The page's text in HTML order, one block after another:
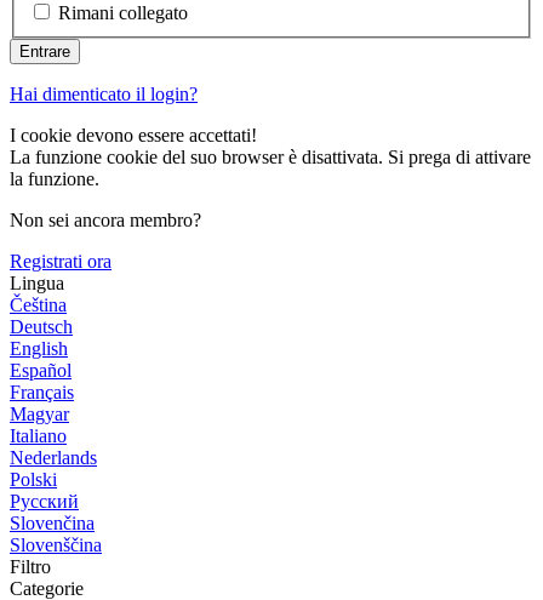
Rimani collegato
Hai dimenticato il login?
I cookie devono essere accettati!
La funzione cookie del suo browser è disattivata. Si prega di attivare
la funzione.
Non sei ancora membro?
Registrati ora
Lingua
Čeština
Deutsch
English
Español
Français
Magyar
Italiano
Nederlands
Polski
Русский
Slovenčina
Slovenščina
Filtro
Categorie